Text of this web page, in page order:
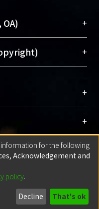
researcher
integrates the
with “Academic
+
資訊取用性的社會運
將研究著作公開供使
發展、提升研究影響
解OA）
+
所有，或由第三方贊
權所有者及第三方同
is your
the right to
，可使用
確認出版單位之版權
+
+
心帳號登入
ORCID)
+
以ID匯入
mode Submission)
maintained and optimized
for the following
Acknowledgement and
policy.
Decline That's ok